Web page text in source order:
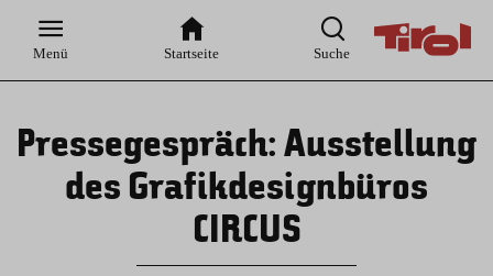
Hauptnavigation
Inhaltsbereich
Menü Startseite Suche
Pressegespräch: Ausstellung
des Grafikdesignbüros
CIRCUS